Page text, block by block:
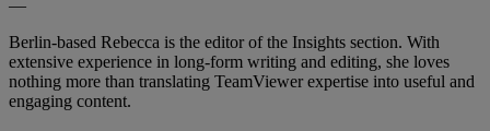
—
Berlin-based Rebecca is the editor of the Insights section. With
extensive experience in long-form writing and editing, she loves
nothing more than translating TeamViewer expertise into useful and
engaging content.